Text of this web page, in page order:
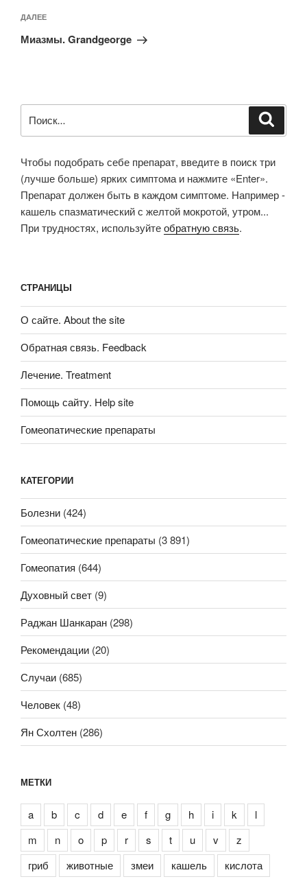
Следующая
запись
ДАЛЕЕ
Миазмы. Grandgeorge
Чтобы подобрать себе препарат, введите в поиск три
(лучше больше) ярких симптома и нажмите «Enter».
Препарат должен быть в каждом симптоме. Например -
кашель спазматический с желтой мокротой, утром...
При трудностях, используйтеобратную связь.
СТРАНИЦЫ
О сайте. About the site
Обратная связь. Feedback
Лечение. Treatment
Помощь сайту. Help site
Гомеопатические препараты
КАТЕГОРИИ
Болезни (424)
Гомеопатические препараты (3 891)
Гомеопатия (644)
Духовный свет (9)
Раджан Шанкаран (298)
Рекомендации (20)
Случаи (685)
Человек (48)
Ян Схолтен (286)
МЕТКИ
a b c d e f g h i k
l
m
n o p r s t u v
z
гриб
животные змеи кашель кислота